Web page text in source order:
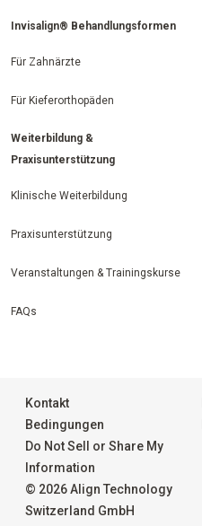
Invisalign® Behandlungsformen
Für Zahnärzte
Für Kieferorthopäden
Weiterbildung &
Praxisunterstützung
Klinische Weiterbildung
Praxisunterstützung
Veranstaltungen & Trainingskurse
FAQs
© 2026 Align Technology
Switzerland GmbH
Kontakt
Bedingungen
Do Not Sell or Share My
Information